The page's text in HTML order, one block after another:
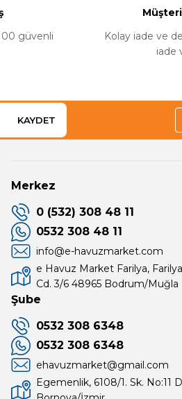
güvenli
Kolay iade ve
iade
KAYDET
Merkez
0 (532) 308 48 11
0532 308 48 11
info@e-havuzmarket.com
e Havuz Market Farilya,
Cd. 3/6 48965 Bodrum/Muğla
Şube
0532 308 6348
0532 308 6348
ehavuzmarket@gmail.com
Egemenlik, 6108/1. Sk. No:11